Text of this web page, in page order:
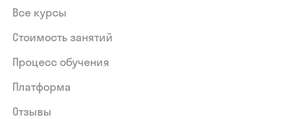
Все курсы
Стоимость занятий
Процесс обучения
Платформа
Отзывы